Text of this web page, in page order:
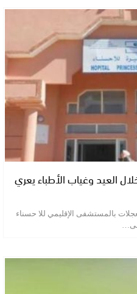
العيد وغياب الأطباء يعري
بالمستشفى الإقليمي للا حسناء